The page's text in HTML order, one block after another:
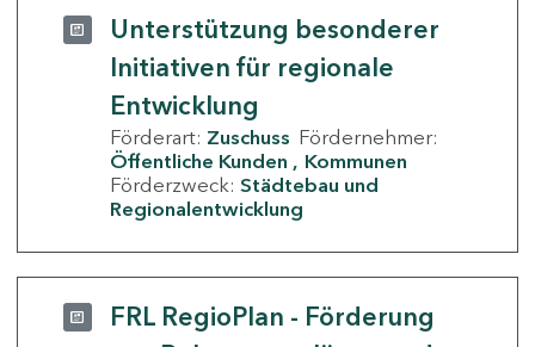
Unterstützung besonderer
Initiativen für regionale
Entwicklung
Förderart: Zuschuss Fördernehmer:
Öffentliche Kunden
Kommunen
Förderzweck: Städtebau und
Regionalentwicklung
FRL RegioPlan - Förderung